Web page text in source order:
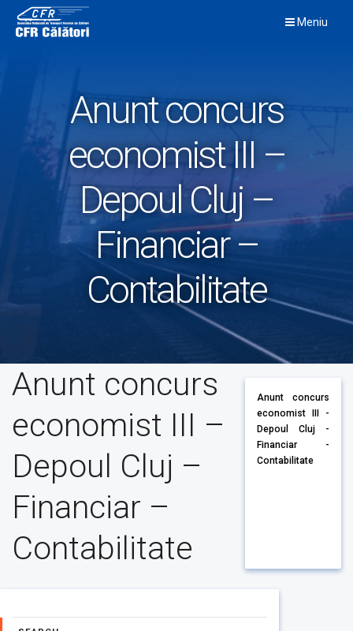
content
Meniu
Anunt concurs
economist III –
Depoul Cluj –
Financiar –
Contabilitate
Anunt concurs
economist III –
Depoul Cluj –
Financiar –
Contabilitate
Anunt concurs
economist III -
Depoul Cluj -
Financiar -
Contabilitate